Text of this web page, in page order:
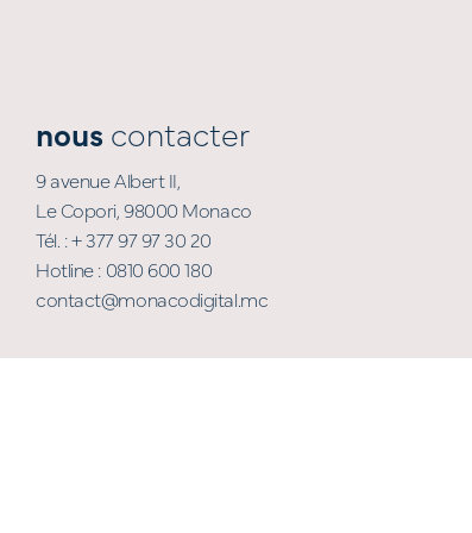
nous contacter
9 avenue Albert II,
Le Copori, 98000 Monaco
Tél. : + 377 97 97 30 20
Hotline : 0810 600 180
contact@monacodigital.mc